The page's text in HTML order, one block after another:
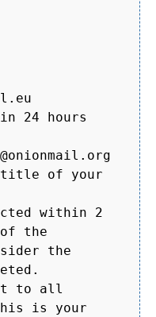
24 hours
of your
within 2
of the
the
to all
is your